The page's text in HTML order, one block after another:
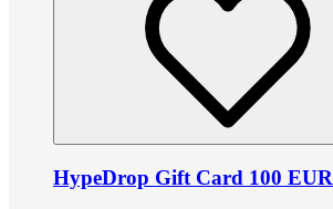
HypeDrop Gift Card 100 EUR